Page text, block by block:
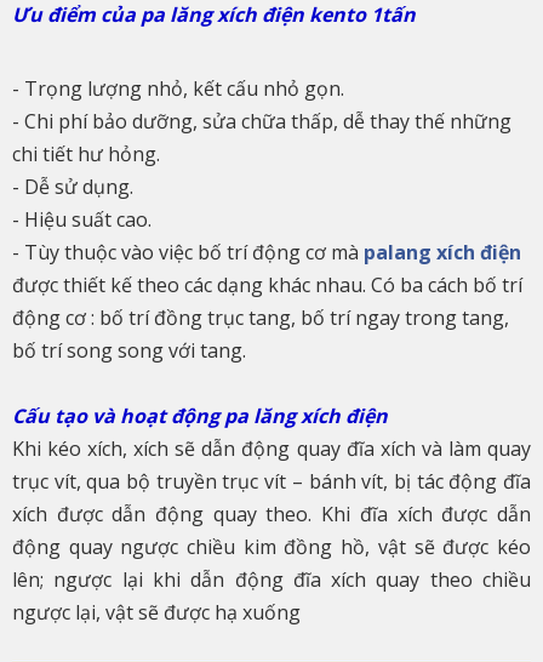
Ưu điểm của pa lăng xích điện kento 1tấn
- Trọng lượng nhỏ, kết cấu nhỏ gọn.
- Chi phí bảo dưỡng, sửa chữa thấp, dễ thay thế những
chi tiết hư hỏng.
- Dễ sử dụng.
- Hiệu suất cao.
- Tùy thuộc vào việc bố trí động cơ mà palang xích điện
được thiết kế theo các dạng khác nhau. Có ba cách bố trí
động cơ : bố trí đồng trục tang, bố trí ngay trong tang,
bố trí song song với tang.
Cấu tạo và hoạt động pa lăng xích điện
Khi kéo xích, xích sẽ dẫn động quay đĩa xích và làm quay
trục vít, qua bộ truyền trục vít – bánh vít, bị tác động đĩa
xích được dẫn động quay theo. Khi đĩa xích được dẫn
động quay ngược chiều kim đồng hồ, vật sẽ được kéo
lên; ngược lại khi dẫn động đĩa xích quay theo chiều
ngược lại, vật sẽ được hạ xuống